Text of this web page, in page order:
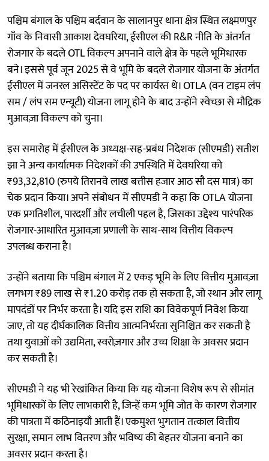
पश्चिम बंगाल के पश्चिम बर्दवान के सालानपुर थाना क्षेत्र स्थित लक्ष्मणपुर
गाँव के निवासी आकाश देवघरिया, ईसीएल की R&R नीति के अंतर्गत
रोजगार के बदले OTL विकल्प अपनाने वाले क्षेत्र के पहले भूमिधारक
बने। इससे पूर्व जून 2025 से वे भूमि के बदले रोजगार योजना के अंतर्गत
ईसीएल में जनरल असिस्टेंट के पद पर कार्यरत थे। OTLA (वन टाइम लंप
सम / लंप सम एन्यूटी) योजना लागू होने के बाद उन्होंने स्वेच्छा से मौद्रिक
मुआवज़ा विकल्प को चुना।
इस समारोह में ईसीएल के अध्यक्ष-सह-प्रबंध निदेशक (सीएमडी) सतीश
झा ने अन्य कार्यात्मक निदेशकों की उपस्थिति में देवघरिया को
₹93,32,810 (रुपये तिरानवे लाख बत्तीस हजार आठ सौ दस मात्र) का
चेक प्रदान किया। अपने संबोधन में सीएमडी ने कहा कि OTLA योजना
एक प्रगतिशील, पारदर्शी और लचीली पहल है, जिसका उद्देश्य पारंपरिक
रोजगार-आधारित मुआवज़ा प्रणाली के साथ-साथ वित्तीय विकल्प
उपलब्ध कराना है।
उन्होंने बताया कि पश्चिम बंगाल में 2 एकड़ भूमि के लिए वित्तीय मुआवज़ा
लगभग ₹89 लाख से ₹1.20 करोड़ तक हो सकता है, जो स्थान और लागू
मापदंडों पर निर्भर करता है। यदि इस राशि का विवेकपूर्ण निवेश किया
जाए, तो यह दीर्घकालिक वित्तीय आत्मनिर्भरता सुनिश्चित कर सकती है
तथा युवाओं को उद्यमिता, स्वरोज़गार और उच्च शिक्षा के अवसर प्रदान
कर सकती है।
सीएमडी ने यह भी रेखांकित किया कि यह योजना विशेष रूप से सीमांत
भूमिधारकों के लिए लाभकारी है, जिन्हें कम भूमि जोत के कारण रोजगार
की पात्रता में कठिनाइयाँ आती हैं। एकमुश्त भुगतान तत्काल वित्तीय
सुरक्षा, समान लाभ वितरण और भविष्य की बेहतर योजना बनाने का
अवसर प्रदान करता है।